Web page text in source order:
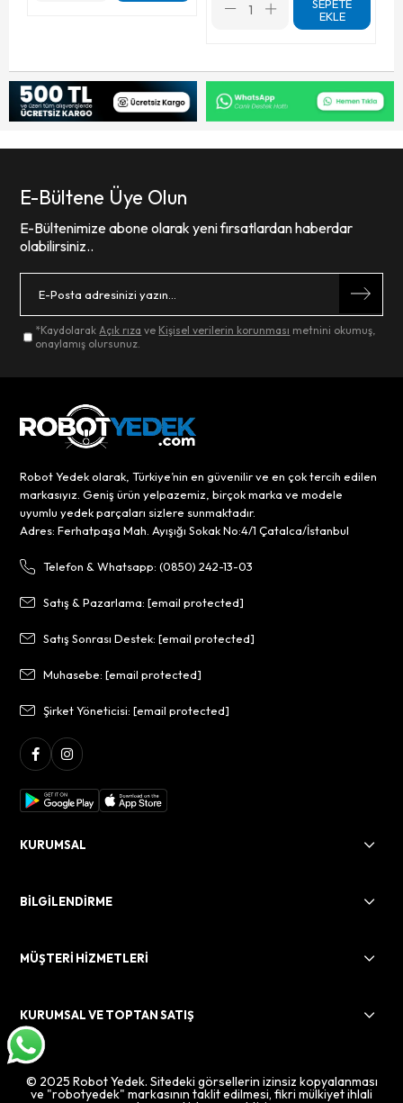
SEPETE
EKLE
E-Bültene Üye Olun
E-Bültenimize abone olarak yeni fırsatlardan haberdar
olabilirsiniz..
*KaydolarakAçık rıza ve Kişisel verilerin korunması metnini okumuş,
onaylamış olursunuz.
Robot Yedek olarak, Türkiye’nin en güvenilir ve en çok tercih edilen
markasıyız. Geniş ürün yelpazemiz, birçok marka ve modele
uyumlu yedek parçaları sizlere sunmaktadır.
Adres: Ferhatpaşa Mah. Ayışığı Sokak No:4/1 Çatalca/İstanbul
Telefon & Whatsapp: (0850) 242-13-03
Satış & Pazarlama:[email protected]
Satış Sonrası Destek:[email protected]
Muhasebe:[email protected]
Şirket Yöneticisi:[email protected]
KURUMSAL
BİLGİLENDİRME
MÜŞTERİ HİZMETLERİ
KURUMSAL VE TOPTAN SATIŞ
© 2025 Robot Yedek. Sitedeki görsellerin izinsiz kopyalanması
ve "robotyedek" markasının taklit edilmesi, fikri mülkiyet ihlali